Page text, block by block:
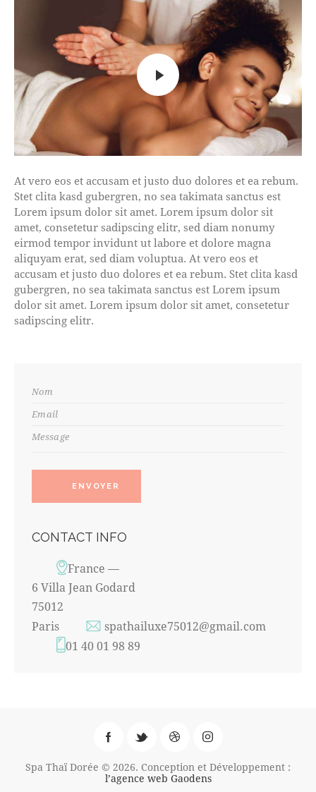
At vero eos et accusam et justo duo dolores et ea rebum.
Stet clita kasd gubergren, no sea takimata sanctus est
Lorem ipsum dolor sit amet. Lorem ipsum dolor sit
amet, consetetur sadipscing elitr, sed diam nonumy
eirmod tempor invidunt ut labore et dolore magna
aliquyam erat, sed diam voluptua. At vero eos et
accusam et justo duo dolores et ea rebum. Stet clita kasd
gubergren, no sea takimata sanctus est Lorem ipsum
dolor sit amet. Lorem ipsum dolor sit amet, consetetur
sadipscing elitr.
CONTACT INFO
France —
6 Villa Jean Godard
75012
Paris
spathailuxe75012@gmail.com
01 40 01 98 89
Spa Thaï Dorée © 2026. Conception et Développement :
l’agence web Gaodens